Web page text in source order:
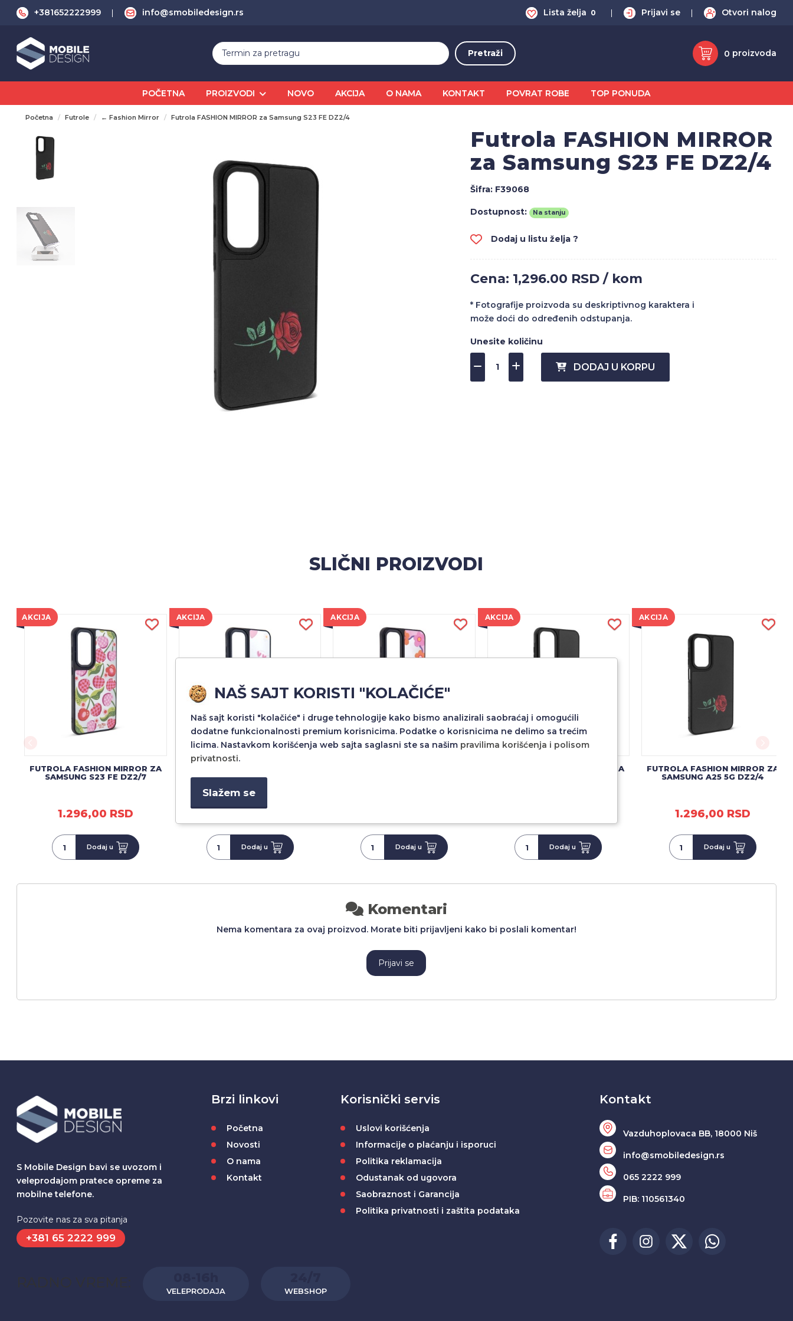
+381652222999 info@smobiledesign.rs Lista želja 0 Prijavi se Otvori nalog
0 proizvoda
POČETNA PROIZVODI NOVO AKCIJA O NAMA KONTAKT POVRAT ROBE TOP PONUDA
Početna Futrole ← Fashion Mirror Futrola FASHION MIRROR za Samsung S23 FE DZ2/4
Futrola FASHION MIRROR
za Samsung S23 FE DZ2/4
Šifra: F39068
Dostupnost: Na stanju
Dodaj u listu želja ?
Cena: 1,296.00 RSD / kom
* Fotografije proizvoda su deskriptivnog karaktera i
može doći do određenih odstupanja.
Unesite količinu
DODAJ U KORPU
SLIČNI PROIZVODI
AKCIJA
FUTROLA FASHION MIRROR ZA
SAMSUNG S23 FE DZ2/7
1.296,00 RSD
Dodaj u
AKCIJA
SAMSUNG S23 FE DZ2/6
Dodaj u
AKCIJA
Dodaj u
AKCIJA
FUTROLA FASHION MIRROR ZA
Dodaj u
AKCIJA
FUTROLA FASHION MIRROR ZA
SAMSUNG A25 5G DZ2/4
1.296,00 RSD
Dodaj u
Komentari
Nema komentara za ovaj proizvod. Morate biti prijavljeni kako bi poslali komentar!
Prijavi se
S Mobile Design bavi se uvozom i
veleprodajom pratece opreme za
mobilne telefone.
Pozovite nas za sva pitanja
+381 65 2222 999
Brzi linkovi
Početna
Novosti
O nama
Kontakt
Korisnički servis
Uslovi korišćenja
Informacije o plaćanju i isporuci
Politika reklamacija
Odustanak od ugovora
Saobraznost i Garancija
Politika privatnosti i zaštita podataka
Kontakt
Vazduhoplovaca BB, 18000 Niš
info@smobiledesign.rs
065 2222 999
PIB: 110561340
RADNO VREME:
VELEPRODAJA WEBSHOP
NAŠ SAJT KORISTI "KOLAČIĆE"
Naš sajt koristi "kolačiće" i druge tehnologije kako bismo analizirali saobraćaj i omogućili
dodatne funkcionalnosti premium korisnicima. Podatke o korisnicima ne delimo sa trećim
licima. Nastavkom korišćenja web sajta saglasni ste sa našim pravilima korišćenja i polisom
privatnosti.
Slažem se